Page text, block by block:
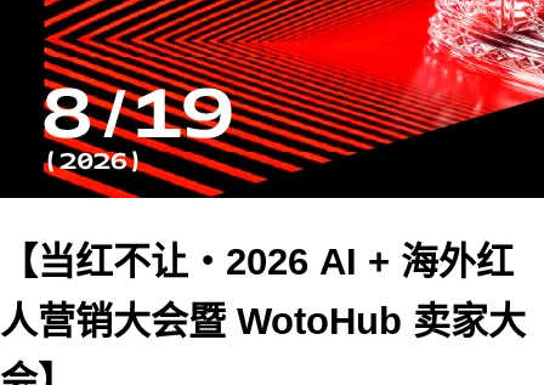
【当红不让・2026 AI + 海外红
人营销大会暨 WotoHub 卖家大